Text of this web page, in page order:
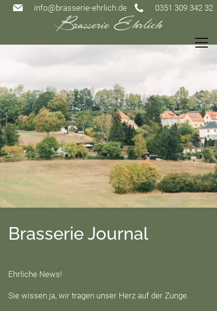
0351 309 342 32
info@brasserie-ehrlich.de
Speisekarte
Restaurant
Gutscheine
Events
Gästezimmer
Ehrliche Feinkost
Auszeichnungen
Brasserie Journal
Ehrliche News!
Sie wissen ja, wir tragen unser Herz auf der Zunge.